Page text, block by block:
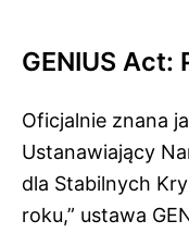
GENIUS Act:
Oficjalnie znana
Ustanawiający
dla Stabilnych
roku,” ustawa